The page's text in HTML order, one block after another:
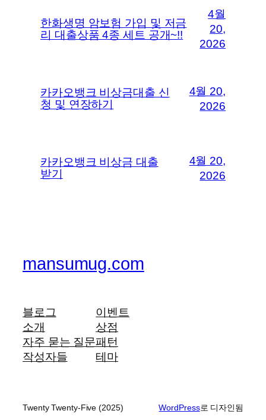
한화생명 암보험 가입 및 저금
리 대출상품 4종 세트 공개~!!
4월
20,
2026
카카오뱅크 비상금대출 신
청 및 연장하기
4월 20,
2026
카카오뱅크 비상금 대출
받기
4월 20,
2026
mansumug.com
블로그
소개
자주 묻는 질문
작성자들
이벤트
상점
패턴
테마
Twenty Twenty-Five (2025) WordPress로 디자인됨